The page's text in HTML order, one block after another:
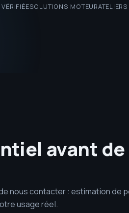
SOLUTIONS MOTEUR
avant
nous contacter : estimation de
usage réel.